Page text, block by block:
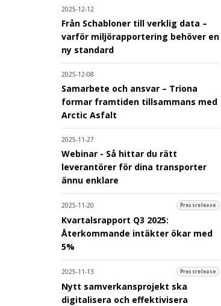
2025-12-12
Från Schabloner till verklig data –
varför miljörapportering behöver en
ny standard
2025-12-08
Samarbete och ansvar – Triona
formar framtiden tillsammans med
Arctic Asfalt
2025-11-27
Webinar - Så hittar du rätt
leverantörer för dina transporter
ännu enklare
2025-11-20 Pressrelease
Kvartalsrapport Q3 2025:
Återkommande intäkter ökar med
5%
2025-11-13 Pressrelease
Nytt samverkansprojekt ska
digitalisera och effektivisera